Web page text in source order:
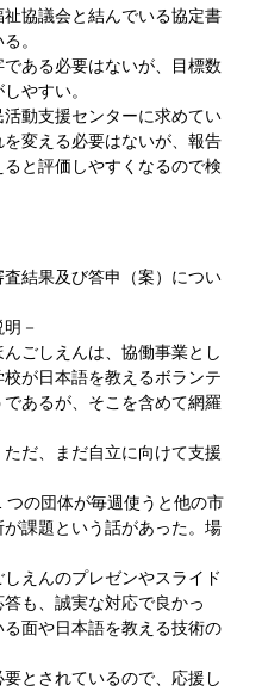
祉協議会と結んでいる協定書
。
である必要はないが、目標数
やすい。
活動支援センターに求めてい
変える必要はないが、報告
と評価しやすくなるので検
査結果及び答申（案）につい
－
んごしえんは、協働事業とし
が日本語を教えるボランテ
あるが、そこを含めて網羅
だ、まだ自立に向けて支援
つの団体が毎週使うと他の市
課題という話があった。場
しえんのプレゼンやスライド
も、誠実な対応で良かっ
面や日本語を教える技術の
要とされているので、応援し